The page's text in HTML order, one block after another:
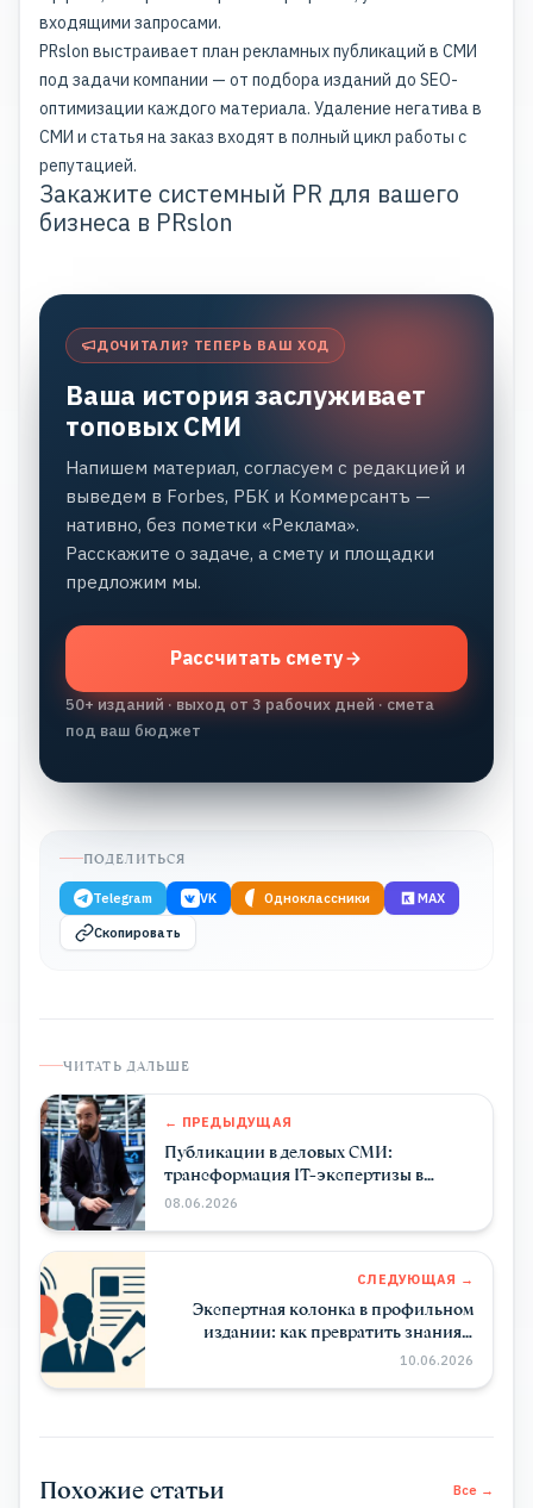
входящими запросами.
PRslon выстраивает план рекламных публикаций в СМИ
под задачи компании — от подбора изданий до SEO-
оптимизации каждого материала. Удаление негатива в
СМИ и статья на заказ входят в полный цикл работы с
репутацией.
Закажите системный PR для вашего
бизнеса в PRslon
ДОЧИТАЛИ? ТЕПЕРЬ ВАШ ХОД
Ваша история заслуживает
топовых СМИ
Напишем материал, согласуем с редакцией и
выведем в Forbes, РБК и Коммерсантъ —
нативно, без пометки «Реклама».
Расскажите о задаче, а смету и площадки
предложим мы.
Рассчитать смету
50+ изданий · выход от 3 рабочих дней · смета
под ваш бюджет
ПОДЕЛИТЬСЯ
Telegram VK Одноклассники MAX
Скопировать
ЧИТАТЬ ДАЛЬШЕ
← ПРЕДЫДУЩАЯ
Публикации в деловых СМИ:
трансформация IT-экспертизы в
доверие enterprise-сектора
08.06.2026
СЛЕДУЮЩАЯ →
Экспертная колонка в профильном
издании: как превратить знания в
доверие клиентов
10.06.2026
Похожие статьи Все →